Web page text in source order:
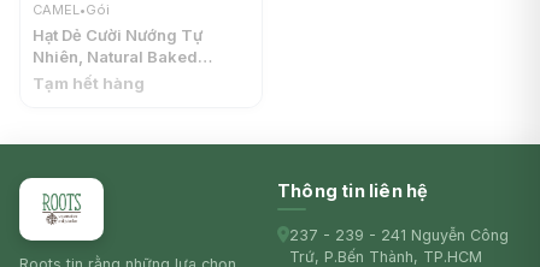
CAMEL•Gói
Hạt Dẻ Cười Nướng Tự
Nhiên, Natural Baked
Pistachios, No Bleaching
Tạm hết hàng
Thông tin liên hệ
237 - 239 - 241 Nguyễn Công
Trứ, P.Bến Thành, TP.HCM